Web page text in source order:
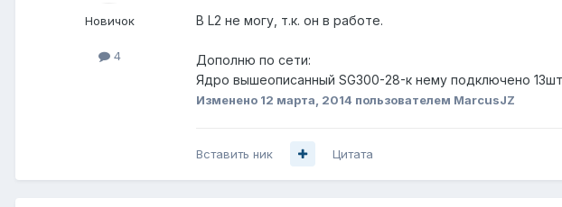
Новичок
4
В L2 не могу, т.к. он в работе.
Дополню по сети:
Ядро вышеописанный SG300-28-к нему подключено
Изменено 12 марта, 2014 пользователем MarcusJZ
Вставить ник Цитата